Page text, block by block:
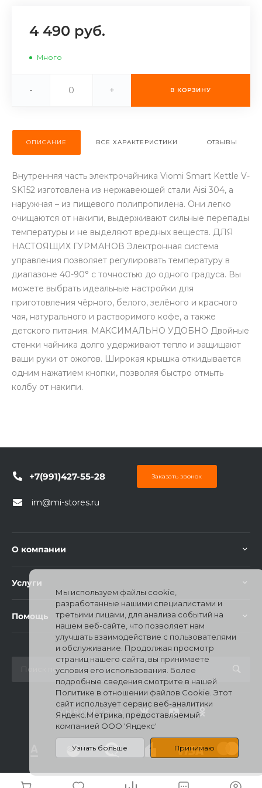
25
раз в 2 недели
Остались вопросы?
8 800 302-02-51
4 490 руб.
Много
- + В КОРЗИНУ
ОПИСАНИЕ ВСЕ ХАРАКТЕРИСТИКИ ОТЗЫВЫ
Внутренняя часть электрочайника Viomi Smart Kettle V-
SK152 изготовлена из нержавеющей стали Aisi 304, а
наружная – из пищевого полипропилена. Они легко
очищаются от накипи, выдерживают сильные перепады
температуры и не выделяют вредных веществ. ДЛЯ
НАСТОЯЩИХ ГУРМАНОВ Электронная система
управления позволяет регулировать температуру в
диапазоне 40-90° с точностью до одного градуса. Вы
можете выбрать идеальные настройки для
приготовления чёрного, белого, зелёного и красного
чая, натурального и растворимого кофе, а также
детского питания. МАКСИМАЛЬНО УДОБНО Двойные
стенки чайника долго удерживают тепло и защищают
ваши руки от ожогов. Широкая крышка откидывается
одним нажатием кнопки, позволяя быстро отмыть
колбу от накипи.
+7(991)427-55-28 Заказать звонок
im@mi-stores.ru
О компании
Услуги
Помощь
Мы в соц. сетях
© 2026 Mi Stores, Все права защищены
Мы используем файлы cookie,
разработанные нашими специалистами и
третьими лицами, для анализа событий на
нашем веб-сайте, что позволяет нам
улучшать взаимодействие с пользователями
и обслуживание. Продолжая просмотр
страниц нашего сайта, вы принимаете
условия его использования. Более
подробные сведения смотрите в нашей
Политике в отношении файлов Cookie. Этот
сайт использует сервис веб-аналитики
Яндекс.Метрика, предоставляемый
компанией ООО 'Яндекс'
Узнать больше Принимаю